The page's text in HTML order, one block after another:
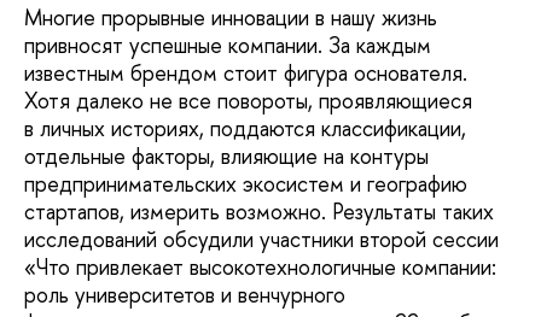
Многие прорывные инновации в нашу жизнь
привносят успешные компании. За каждым
известным брендом стоит фигура основателя.
Хотя далеко не все повороты, проявляющиеся
в личных историях, поддаются классификации,
отдельные факторы, влияющие на контуры
предпринимательских экосистем и географию
стартапов, измерить возможно. Результаты таких
исследований обсудили участники второй сессии
«Что привлекает высокотехнологичные компании:
роль университетов и венчурного